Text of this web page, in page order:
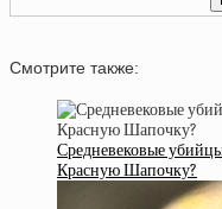
Смотрите также:
Средневековые
Красную Шапочку?